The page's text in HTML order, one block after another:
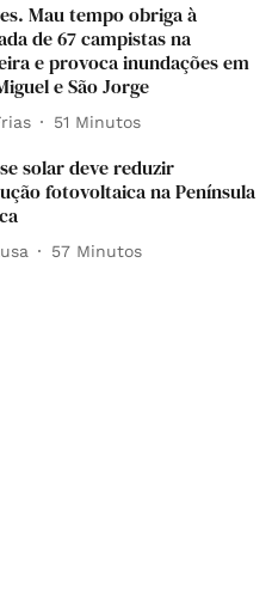
Mau tempo obriga à
de 67 campistas na
e provoca inundações em
e São Jorge
51 Minutos
solar deve reduzir
fotovoltaica na Península
57 Minutos